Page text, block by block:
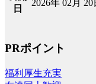
日
2026年 02月 20
PRポイント
福利厚生充実